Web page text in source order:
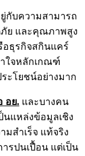
กับความสามารถ
ย และคุณภาพสูง
ธุรกิจสกินแคร์
ใจหลักเกณฑ์
ระโยชน์อย่างมาก
อย. และบางคน
แหล่งข้อมูลเชิง
สำเร็จ แท้จริง
รปนเปื้อน แต่เป็น